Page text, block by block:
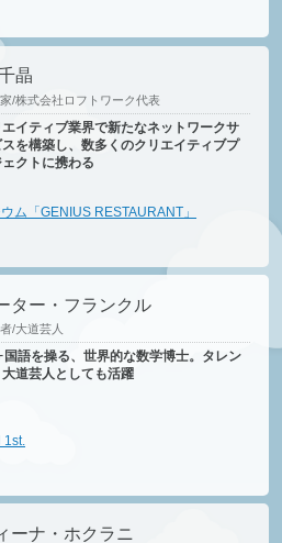
晶
/株式会社ロフトワーク代表
エイティブ業界で新たなネットワークサ
スを構築し、数多くのクリエイティブプ
ェクトに携わる
ム「GENIUS RESTAURANT」
ター・フランクル
/大道芸人
国語を操る、世界的な数学博士。タレン
大道芸人としても活躍
1st.
ーナ・ホクラニ